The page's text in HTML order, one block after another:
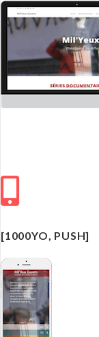
[1000YO, PUSH]